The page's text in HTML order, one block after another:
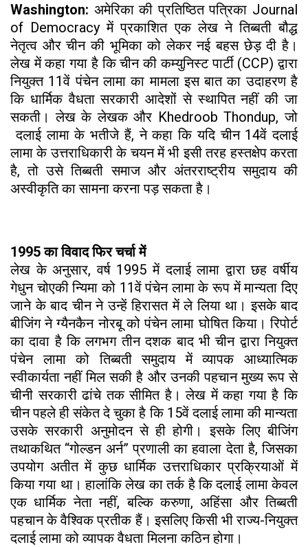
Washington: अमेरिका की प्रतिष्ठित पत्रिका Journal
of Democracy में प्रकाशित एक लेख ने तिब्बती बौद्ध
नेतृत्व और चीन की भूमिका को लेकर नई बहस छेड़ दी है।
लेख में कहा गया है कि चीन की कम्युनिस्ट पार्टी (CCP) द्वारा
नियुक्त 11वें पंचेन लामा का मामला इस बात का उदाहरण है
कि धार्मिक वैधता सरकारी आदेशों से स्थापित नहीं की जा
सकती। लेख के लेखक और Khedroob Thondup, जो
दलाई लामा के भतीजे हैं, ने कहा कि यदि चीन 14वें दलाई
लामा के उत्तराधिकारी के चयन में भी इसी तरह हस्तक्षेप करता
है, तो उसे तिब्बती समाज और अंतरराष्ट्रीय समुदाय की
अस्वीकृति का सामना करना पड़ सकता है।
1995 का विवाद फिर चर्चा में
लेख के अनुसार, वर्ष 1995 में दलाई लामा द्वारा छह वर्षीय
गेधुन चोएकी न्यिमा को 11वें पंचेन लामा के रूप में मान्यता दिए
जाने के बाद चीन ने उन्हें हिरासत में ले लिया था। इसके बाद
बीजिंग ने ग्यैनकैन नोरबू को पंचेन लामा घोषित किया। रिपोर्ट
का दावा है कि लगभग तीन दशक बाद भी चीन द्वारा नियुक्त
पंचेन लामा को तिब्बती समुदाय में व्यापक आध्यात्मिक
स्वीकार्यता नहीं मिल सकी है और उनकी पहचान मुख्य रूप से
चीनी सरकारी ढांचे तक सीमित है। लेख में कहा गया है कि
चीन पहले ही संकेत दे चुका है कि 15वें दलाई लामा की मान्यता
उसके सरकारी अनुमोदन से ही होगी। इसके लिए बीजिंग
तथाकथित “गोल्डन अर्न” प्रणाली का हवाला देता है, जिसका
उपयोग अतीत में कुछ धार्मिक उत्तराधिकार प्रक्रियाओं में
किया गया था। हालांकि लेख का तर्क है कि दलाई लामा केवल
एक धार्मिक नेता नहीं, बल्कि करुणा, अहिंसा और तिब्बती
पहचान के वैश्विक प्रतीक हैं। इसलिए किसी भी राज्य-नियुक्त
दलाई लामा को व्यापक वैधता मिलना कठिन होगा।